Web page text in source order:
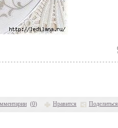
(0) Нравится Поделиться